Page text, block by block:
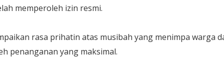
memperoleh izin resmi.
rasa prihatin atas musibah yang menimpa warga
penanganan yang maksimal.